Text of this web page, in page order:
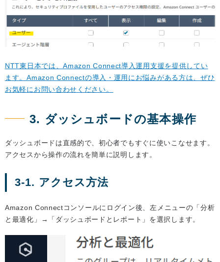
NTT東日本では、Amazon Connect導入運用支援を提供してい
ます。Amazon Connectの導入・運用にお悩みがある方は、ぜひ
お気軽にお問い合わせください。
3. ダッシュボードの基本操作
ダッシュボードは直感的で、初心者でもすぐに使いこなせます。
アクセスから操作の流れを簡単に説明します。
3-1. アクセス方法
Amazon Connectコンソールにログイン後、左メニューの「分析
と最適化」→「ダッシュボードとレポート」を選択します。